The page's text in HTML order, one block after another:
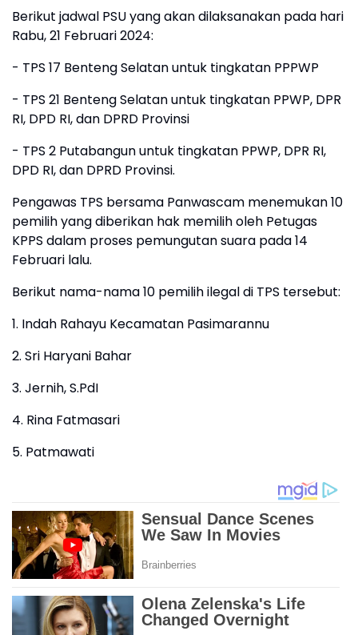
Berikut jadwal PSU yang akan dilaksanakan pada hari
Rabu, 21 Februari 2024:
- TPS 17 Benteng Selatan untuk tingkatan PPPWP
- TPS 21 Benteng Selatan untuk tingkatan PPWP, DPR
RI, DPD RI, dan DPRD Provinsi
- TPS 2 Putabangun untuk tingkatan PPWP, DPR RI,
DPD RI, dan DPRD Provinsi.
Pengawas TPS bersama Panwascam menemukan 10
pemilih yang diberikan hak memilih oleh Petugas
KPPS dalam proses pemungutan suara pada 14
Februari lalu.
Berikut nama-nama 10 pemilih ilegal di TPS tersebut:
1. Indah Rahayu Kecamatan Pasimarannu
2. Sri Haryani Bahar
3. Jernih, S.PdI
4. Rina Fatmasari
5. Patmawati